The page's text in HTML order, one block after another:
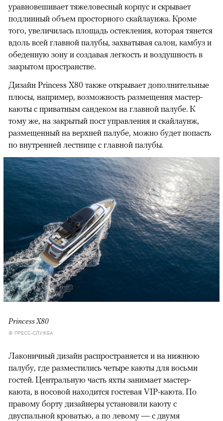
уравновешивает тяжеловесный корпус и скрывает
подлинный объем просторного скайлаунжа. Кроме
того, увеличилась площадь остекления, которая тянется
вдоль всей главной палубы, захватывая салон, камбуз и
обеденную зону и создавая легкость и воздушность в
закрытом пространстве.
Дизайн Princess Х80 также открывает дополнительные
плюсы, например, возможность размещения мастер-
каюты с приватным сандеком на главной палубе. К
тому же, на закрытый пост управления и скайлаунж,
размещенный на верхней палубе, можно будет попасть
по внутренней лестнице с главной палубы.
Princess Х80
© ПРЕСС-СЛУЖБА
Лаконичный дизайн распространяется и на нижнюю
палубу, где разместились четыре каюты для восьми
гостей. Центральную часть яхты занимает мастер-
каюта, в носовой находится гостевая VIP-каюта. По
правому борту дизайнеры установили каюту с
двуспальной кроватью, а по левому — с двумя